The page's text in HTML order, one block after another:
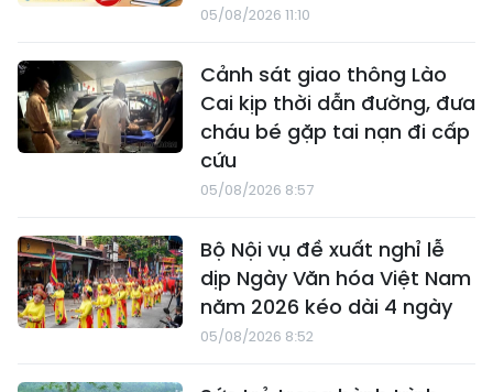
05/08/2026 11:10
Cảnh sát giao thông Lào
Cai kịp thời dẫn đường, đưa
cháu bé gặp tai nạn đi cấp
cứu
05/08/2026 8:57
Bộ Nội vụ đề xuất nghỉ lễ
dịp Ngày Văn hóa Việt Nam
năm 2026 kéo dài 4 ngày
05/08/2026 8:52